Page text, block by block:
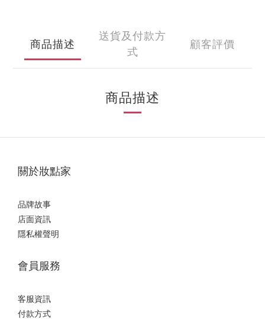
商品描述
送貨及付款方
式
顧客評價
商品描述
關於妝點家
品牌故事
店面資訊
隱私權聲明
會員服務
客服資訊
付款方式